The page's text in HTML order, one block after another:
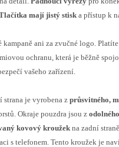
mají jistý stiska přístup k
ani za zvučné logo.
ochranu, která je běžně
vašeho zařízení.
strana je vyrobena zprůsvitného,
Okraje pouzdra jsou z
kovový kroužekna zadní
s telefonem. Tento kroužek je